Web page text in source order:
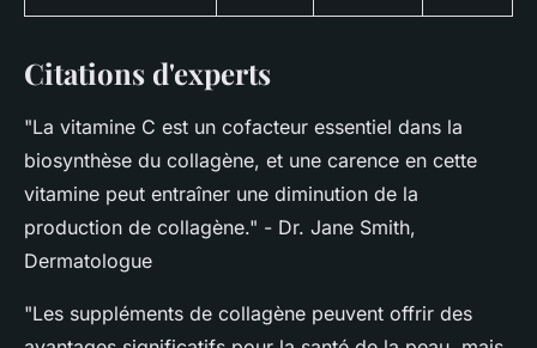
Citations d'experts
"La vitamine C est un cofacteur essentiel dans la
biosynthèse du collagène, et une carence en cette
vitamine peut entraîner une diminution de la
production de collagène." - Dr. Jane Smith,
Dermatologue
"Les suppléments de collagène peuvent offrir des